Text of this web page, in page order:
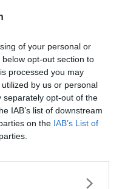
of your personal or
opt-out section to
processed you may
by us or personal
separately opt-out of the
IAB’s list of downstream
on the IAB’s List of
hela lägenheten?
per månad. För en investering
Man lägger ner 10 000 -